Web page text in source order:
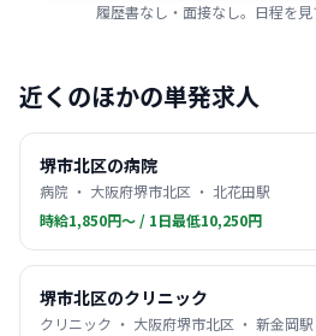
履歴書なし・面接なし。日程を
近くのほかの単発求人
堺市北区の病院
病院 ・ 大阪府堺市北区 ・ 北花田駅
時給1,850円〜 / 1日最低10,250円
堺市北区のクリニック
クリニック ・ 大阪府堺市北区 ・ 新金岡駅